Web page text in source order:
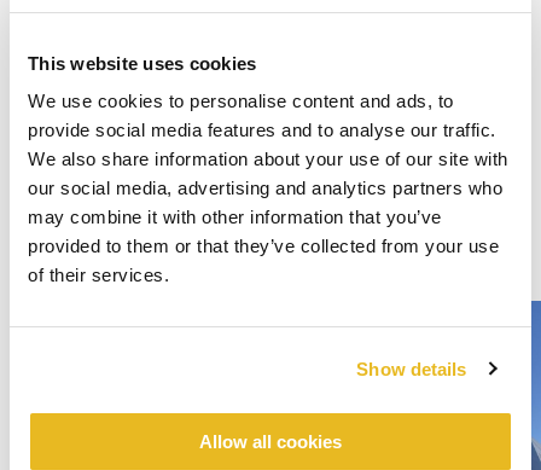
This website uses cookies
We use cookies to personalise content and ads, to
provide social media features and to analyse our traffic.
We also share information about your use of our site with
our social media, advertising and analytics partners who
may combine it with other information that you’ve
provided to them or that they’ve collected from your use
of their services.
Show details
Allow all cookies